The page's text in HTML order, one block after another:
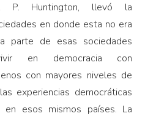
P. Huntington, llevó la
en donde esta no era
parte de esas sociedades
en democracia con
con mayores niveles de
experiencias democráticas
en esos mismos países. La